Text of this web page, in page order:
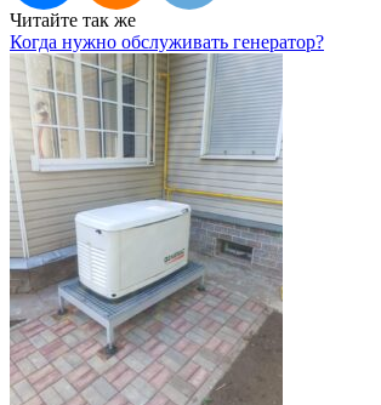
Читайте так же
Когда нужно обслуживать генератор?